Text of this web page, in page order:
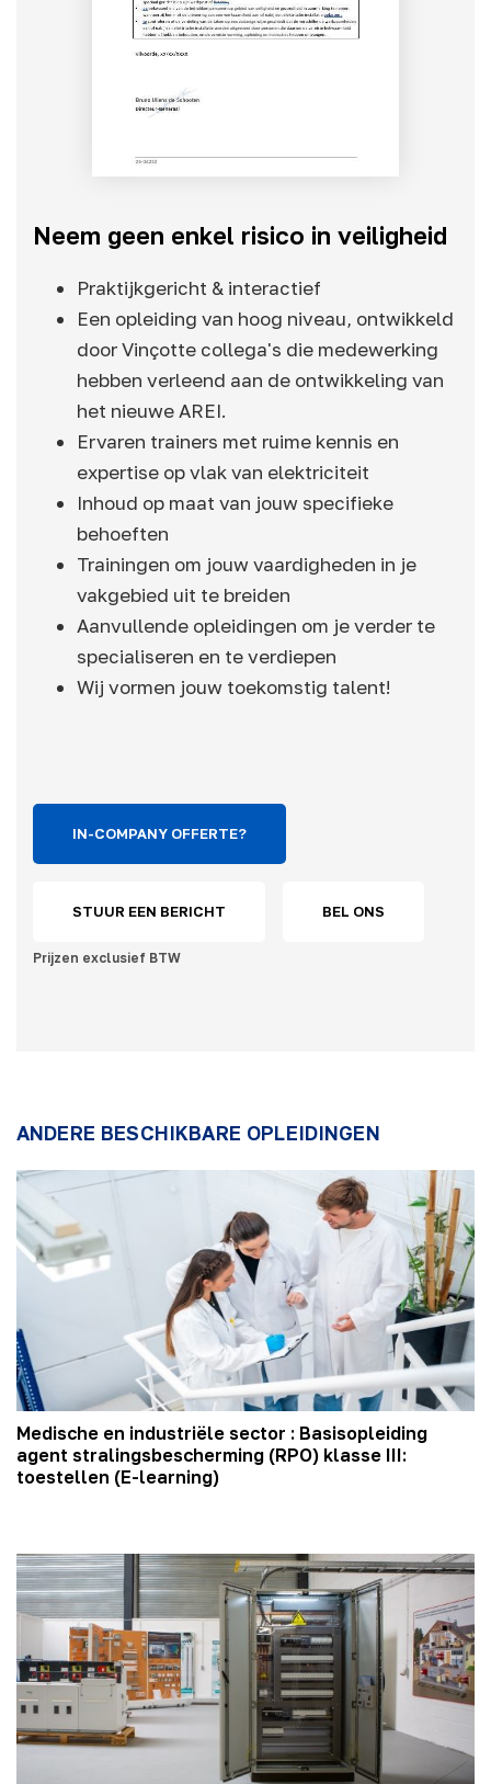
Neem geen enkel risico in veiligheid
Praktijkgericht & interactief
Een opleiding van hoog niveau, ontwikkeld
door Vinçotte collega's die medewerking
hebben verleend aan de ontwikkeling van
het nieuwe AREI.
Ervaren trainers met ruime kennis en
expertise op vlak van elektriciteit
Inhoud op maat van jouw specifieke
behoeften
Trainingen om jouw vaardigheden in je
vakgebied uit te breiden
Aanvullende opleidingen om je verder te
specialiseren en te verdiepen
Wij vormen jouw toekomstig talent!
IN-COMPANY OFFERTE?
STUUR EEN BERICHT BEL ONS
Prijzen exclusief BTW
ANDERE BESCHIKBARE OPLEIDINGEN
Medische en industriële sector : Basisopleiding
agent stralingsbescherming (RPO) klasse III:
toestellen (E-learning)